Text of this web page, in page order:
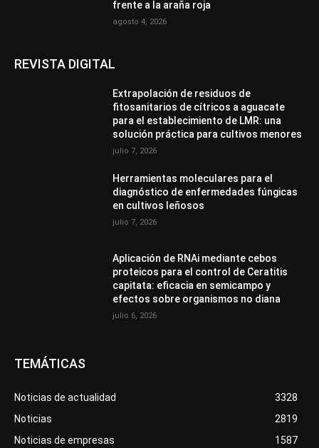
frente a la araña roja
agosto 4, 2026
REVISTA DIGITAL
Extrapolación de residuos de
fitosanitarios de cítricos a aguacate
para el establecimiento de LMR: una
solución práctica para cultivos menores
julio 7, 2026
Herramientas moleculares para el
diagnóstico de enfermedades fúngicas
en cultivos leñosos
julio 7, 2026
Aplicación de RNAi mediante cebos
proteicos para el control de Ceratitis
capitata: eficacia en semicampo y
efectos sobre organismos no diana
julio 6, 2026
TEMÁTICAS
Noticias de actualidad
3328
Noticias
2819
Noticias de empresas
1587